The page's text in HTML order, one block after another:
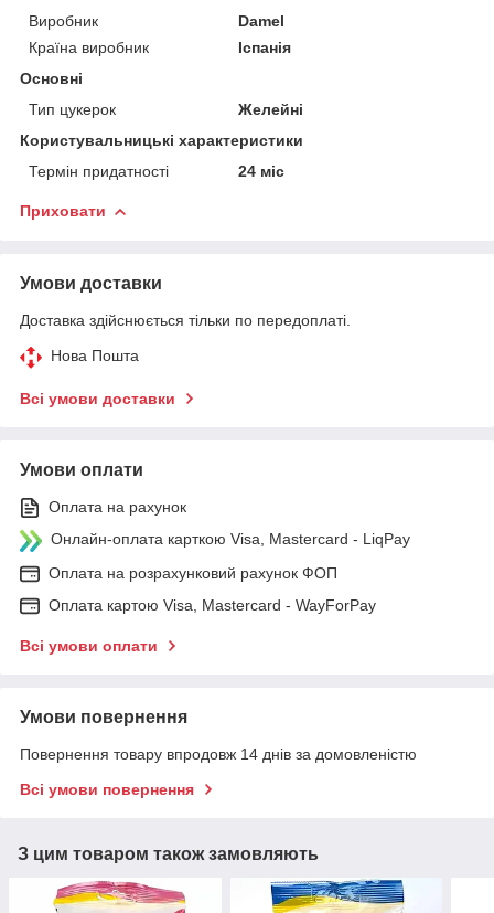
Виробник
Damel
Країна виробник
Іспанія
Основні
Тип цукерок
Желейні
Користувальницькі характеристики
Термін придатності
24 міс
Приховати
Умови доставки
Доставка здійснюється тільки по передоплаті.
Нова Пошта
Всі умови доставки
Умови оплати
Оплата на рахунок
Онлайн-оплата карткою Visa, Mastercard - LiqPay
Оплата на розрахунковий рахунок ФОП
Оплата картою Visa, Mastercard - WayForPay
Всі умови оплати
Умови повернення
Повернення товару впродовж 14 днів за домовленістю
Всі умови повернення
З цим товаром також замовляють